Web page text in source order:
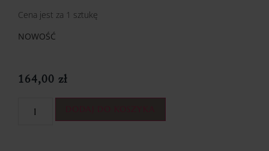
Cena jest za 1 sztukę
NOWOŚĆ
164,00 zł